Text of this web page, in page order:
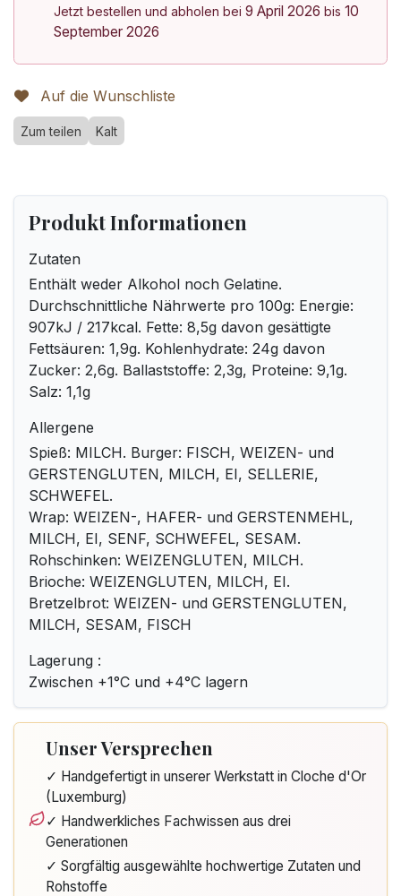
Jetzt bestellen und abholen bei 9 April 2026 bis 10
September 2026
Auf die Wunschliste
Zum teilen Kalt
Produkt Informationen
Zutaten
Enthält weder Alkohol noch Gelatine.
Durchschnittliche Nährwerte pro 100g: Energie:
907kJ / 217kcal. Fette: 8,5g davon gesättigte
Fettsäuren: 1,9g. Kohlenhydrate: 24g davon
Zucker: 2,6g. Ballaststoffe: 2,3g, Proteine: 9,1g.
Salz: 1,1g
Allergene
Spieß: MILCH. Burger: FISCH, WEIZEN- und
GERSTENGLUTEN, MILCH, EI, SELLERIE,
SCHWEFEL.
Wrap: WEIZEN-, HAFER- und GERSTENMEHL,
MILCH, EI, SENF, SCHWEFEL, SESAM.
Rohschinken: WEIZENGLUTEN, MILCH.
Brioche: WEIZENGLUTEN, MILCH, EI.
Bretzelbrot: WEIZEN- und GERSTENGLUTEN,
MILCH, SESAM, FISCH
Lagerung :
Zwischen +1°C und +4°C lagern
Unser Versprechen
✓ Handgefertigt in unserer Werkstatt in Cloche d'Or
(Luxemburg)
✓ Handwerkliches Fachwissen aus drei
Generationen
✓ Sorgfältig ausgewählte hochwertige Zutaten und
Rohstoffe